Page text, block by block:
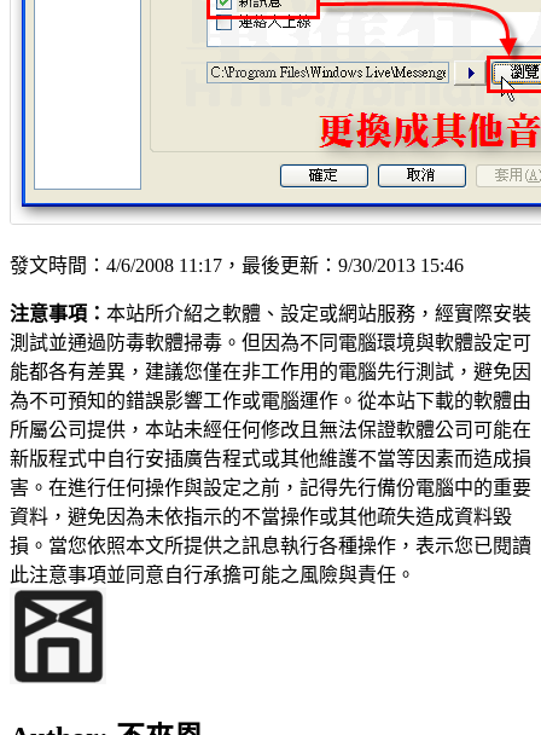
發文時間：4/6/2008 11:17，最後更新：9/30/2013 15:46
注意事項： 本站所介紹之軟體、設定或網站服務，經實際安裝
測試並通過防毒軟體掃毒。但因為不同電腦環境與軟體設定可
能都各有差異，建議您僅在非工作用的電腦先行測試，避免因
為不可預知的錯誤影響工作或電腦運作。從本站下載的軟體由
所屬公司提供，本站未經任何修改且無法保證軟體公司可能在
新版程式中自行安插廣告程式或其他維護不當等因素而造成損
害。在進行任何操作與設定之前，記得先行備份電腦中的重要
資料，避免因為未依指示的不當操作或其他疏失造成資料毀
損。當您依照本文所提供之訊息執行各種操作，表示您已閱讀
此注意事項並同意自行承擔可能之風險與責任。